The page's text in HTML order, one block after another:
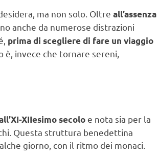
ma non solo. Oltre all’assenza
anche da numerose distrazioni
prima di scegliere di fare un viaggio
è, invece che tornare sereni,
XIIesimo secolo e nota sia per la
Questa struttura benedettina
giorno, con il ritmo dei monaci.